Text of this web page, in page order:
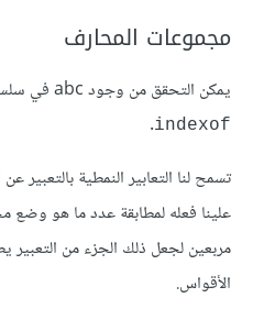
مجموعات المحارف
يمكن التحقق من وجود abc في سلسلة نصية باستدعاء التابع
indexof
.
تسمح لنا التعابير النمطية بالتعبير
علينا فعله لمطابقة عدد ما هو
مربعين لجعل ذلك الجزء من التعبير
الأقواس.